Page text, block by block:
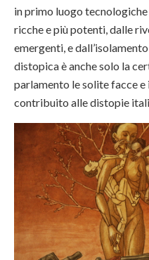
in primo luogo
ricche e più potenti, dalle
emergenti, e
distopica è anche solo la
parlamento le solite facce e
contribuito alle distopie